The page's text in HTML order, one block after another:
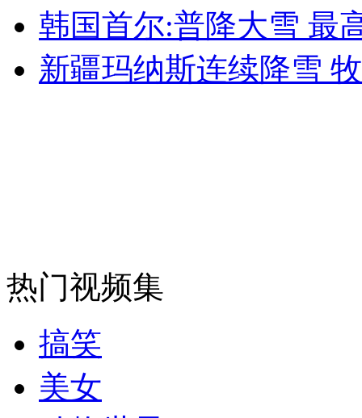
无痛分娩是否安全 医生回应
外交部：反对强权政治霸凌主义
韩国首尔:普降大雪 最
新疆玛纳斯连续降雪
热门视频集
搞笑
美女